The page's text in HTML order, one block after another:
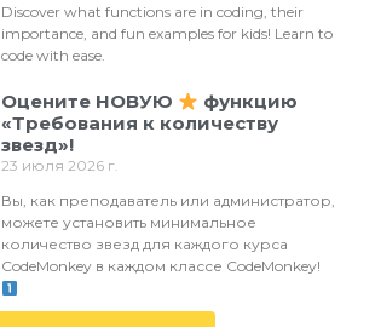
Discover what functions are in coding, their
importance, and fun examples for kids! Learn to
code with ease.
Оцените НОВУЮ
функцию
«Требования к количеству
звезд»!
23 июля 2026 г.
Вы, как преподаватель или администратор,
можете установить минимальное
количество звезд для каждого курса
CodeMonkey в каждом классе CodeMonkey!